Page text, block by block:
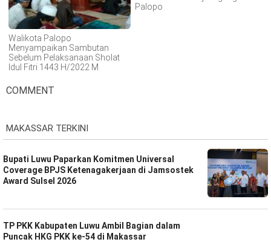
Walikota Palopo
Menyampaikan Sambutan
Sebelum Pelaksanaan Sholat
Idul Fitri 1443 H/2022 M
Palopo
COMMENT
MAKASSAR TERKINI
Bupati Luwu Paparkan Komitmen Universal
Coverage BPJS Ketenagakerjaan di Jamsostek
Award Sulsel 2026
TP PKK Kabupaten Luwu Ambil Bagian dalam
Puncak HKG PKK ke-54 di Makassar